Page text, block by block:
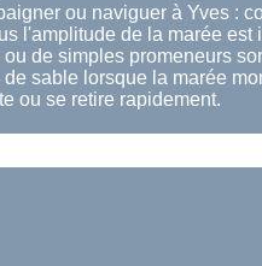
ou naviguer à Yves :
l'amplitude de la marée est
de simples promeneurs
sable lorsque la marée
ou se retire rapidement.